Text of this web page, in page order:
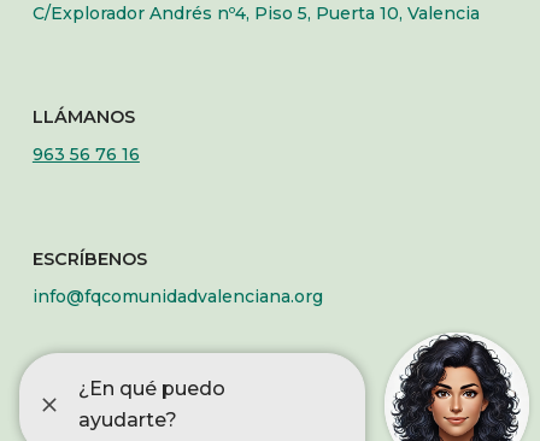
C/Explorador Andrés nº4, Piso 5, Puerta 10, Valencia
LLÁMANOS
963 56 76 16
ESCRÍBENOS
info@fqcomunidadvalenciana.org